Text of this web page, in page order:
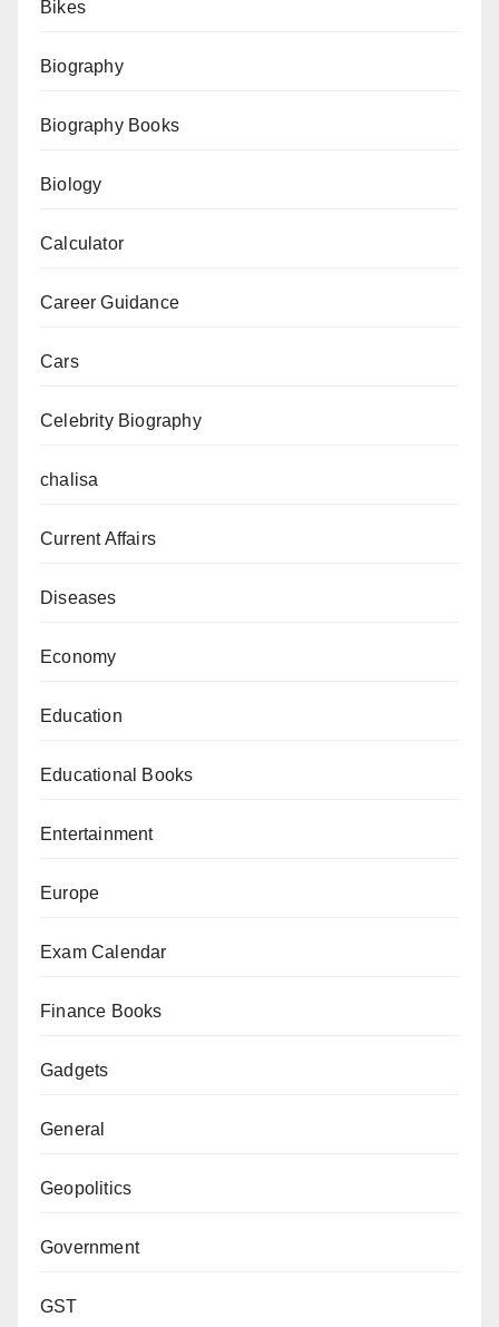
&
Bikes
Biography
Biography Books
Biology
Calculator
Career Guidance
Cars
Celebrity Biography
chalisa
Current Affairs
Diseases
Economy
Education
Educational Books
Entertainment
Europe
Exam Calendar
Finance Books
Gadgets
General
Geopolitics
Government
GST